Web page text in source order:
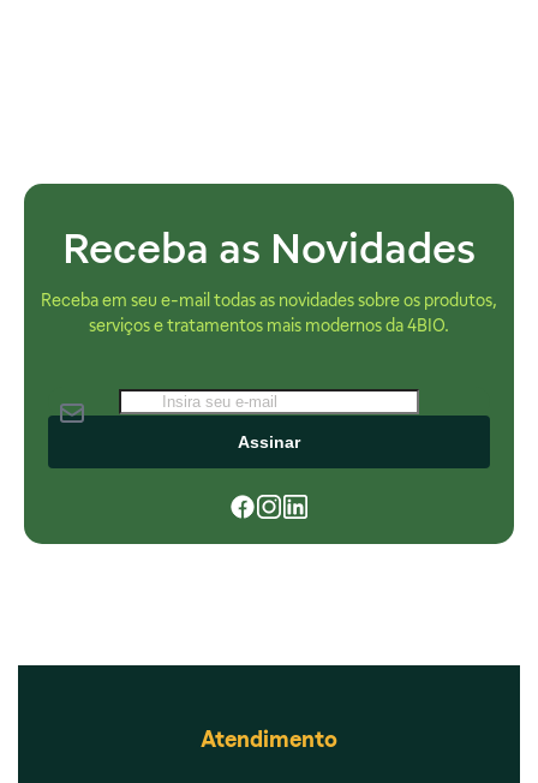
Receba as Novidades
Receba em seu e-mail todas as novidades sobre os produtos,
serviços e tratamentos mais modernos da 4BIO.
Assinar
Atendimento